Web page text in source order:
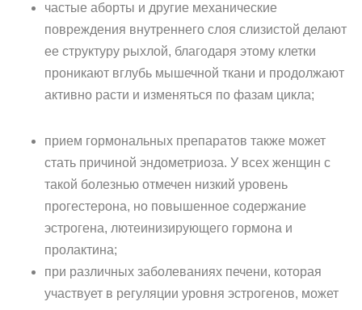
частые аборты и другие механические
повреждения внутреннего слоя слизистой делают
ее структуру рыхлой, благодаря этому клетки
проникают вглубь мышечной ткани и продолжают
активно расти и изменяться по фазам цикла;
прием гормональных препаратов также может
стать причиной эндометриоза. У всех женщин с
такой болезнью отмечен низкий уровень
прогестерона, но повышенное содержание
эстрогена, лютеинизирующего гормона и
пролактина;
при различных заболеваниях печени, которая
участвует в регуляции уровня эстрогенов, может